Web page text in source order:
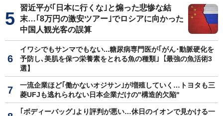
習近平が｢日本に行くな｣と煽った悲惨な結
末…｢8万円の激安ツアー｣でロシアに向かった
中国人観光客の誤算
イワシでもサンマでもない...糖尿病専門医が｢がん･動脈硬化を
予防し､美肌を保つ栄養素をとれる魚の種類｣【最強の魚活術3
選】
一流企業ほど｢働かないオジサン｣が増殖していく…トヨタも三
菱UFJも逃れられない日本企業だけの"構造的欠陥"
｢ボディーバッグ｣より評判が悪い…休日のイオンで見かける一